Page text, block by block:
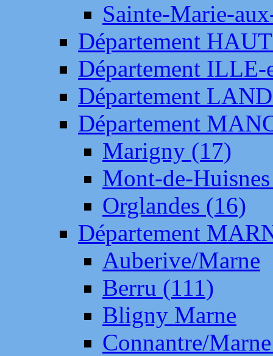
Sainte-Marie-
Département
Département
Département
Département
Marigny (17)
Mont-de-
Orglandes (16)
Département
Auberive/Marne
Berru (111)
Bligny Marne
Connantre/